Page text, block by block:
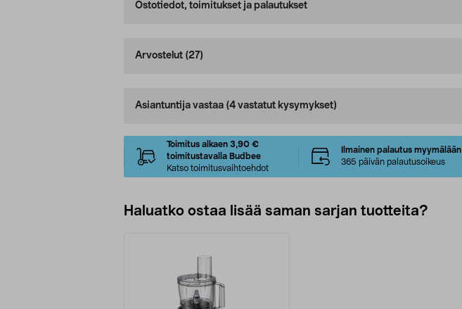
Ostotiedot, toimitukset ja palautukset
Arvostelut (27)
Asiantuntija vastaa (4 vastatut kysymykset)
Toimitus alkaen 3,90 €
toimitustavalla Budbee
Katso toimitusvaihtoehdot
Ilmainen palautus myymälään
365 päivän palautusoikeus
Haluatko ostaa lisää saman sarjan tuotteita?